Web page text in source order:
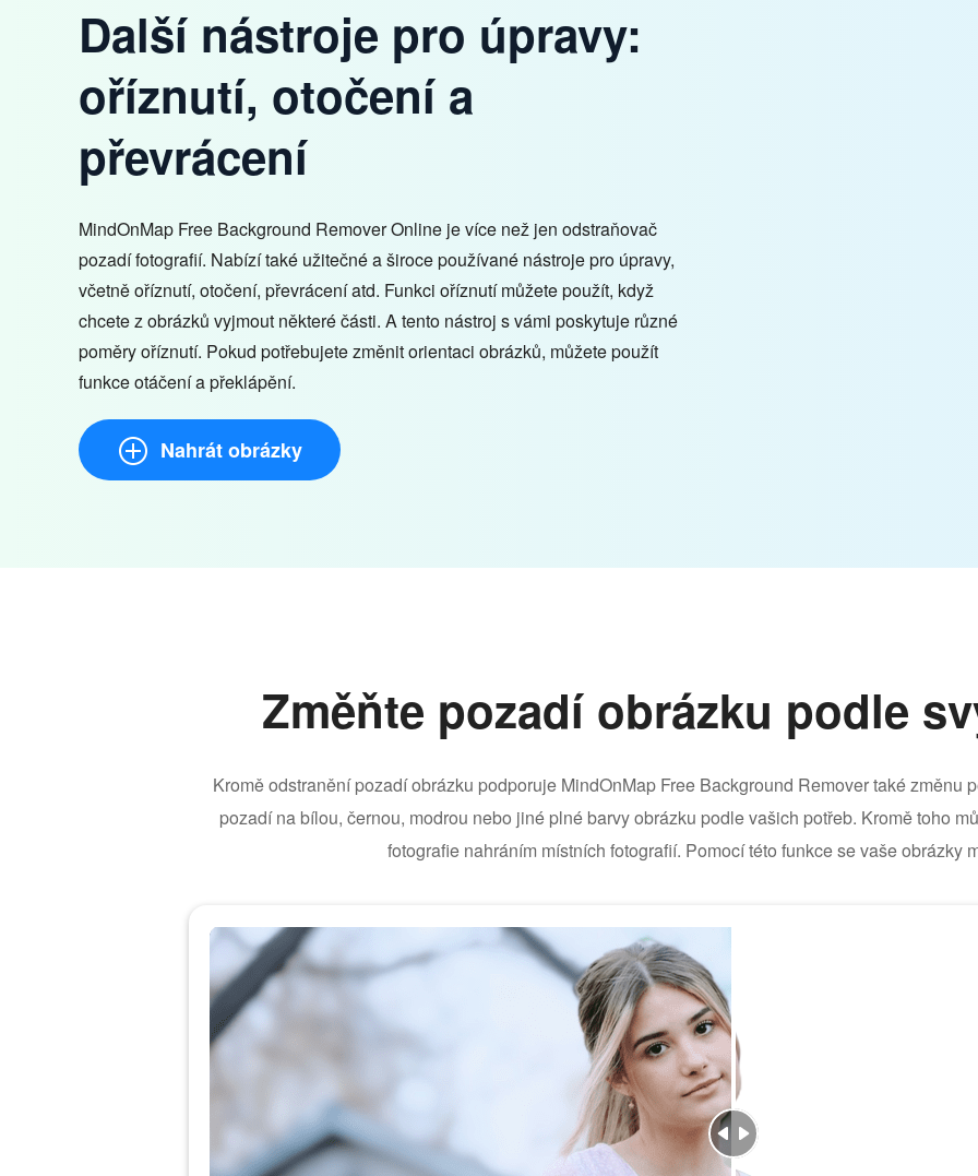
Další nástroje pro úpravy:
oříznutí, otočení a
převrácení
MindOnMap Free Background Remover Online je více než jen odstraňovač
pozadí fotografií. Nabízí také užitečné a široce používané nástroje pro úpravy,
včetně oříznutí, otočení, převrácení atd. Funkci oříznutí můžete použít, když
chcete z obrázků vyjmout některé části. A tento nástroj s vámi poskytuje různé
poměry oříznutí. Pokud potřebujete změnit orientaci obrázků, můžete použít
funkce otáčení a překlápění.
Nahrát obrázky
Změňte pozadí obrázku podle
Kromě odstranění pozadí obrázku podporuje MindOnMap Free Background Remover také změnu
pozadí na bílou, černou, modrou nebo jiné plné barvy obrázku podle vašich potřeb. Kromě toho
fotografie nahráním místních fotografií. Pomocí této funkce se vaše obrázky